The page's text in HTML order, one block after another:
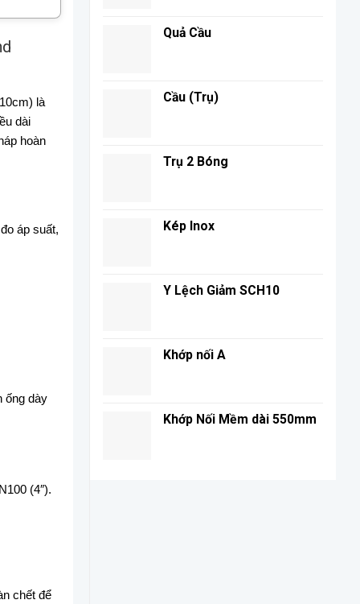
Quả Cầu
Cầu (Trụ)
Trụ 2 Bóng
Kép Inox
Y Lệch Giảm SCH10
Khớp nối A
Khớp Nối Mềm dài 550mm
là
dài
hoàn
áp suất,
ống dày
(4″).
chết để